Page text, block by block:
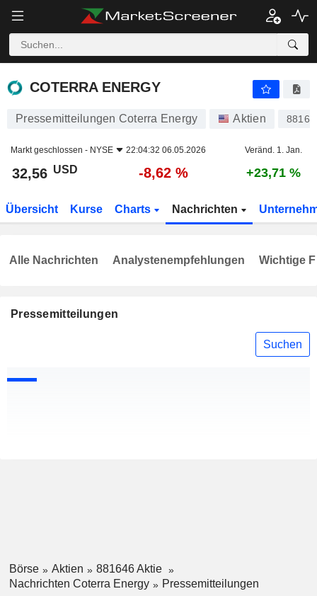
COTERRA ENERGY
COTERRA ENERGY
Pressemitteilungen Coterra Energy Aktien
Markt geschlossen - NYSE 22:04:32 06.05.2026 Veränd. 1. Jan.
32,56 USD -8,62 % +23,71 %
Übersicht Kurse Charts Nachrichten
Pressemitteilungen
Suchen
Alle Nachrichten Analystenempfehlungen Wichtige
Börse Aktien
881646 Aktie
Nachrichten Coterra Energy
Pressemitteilungen